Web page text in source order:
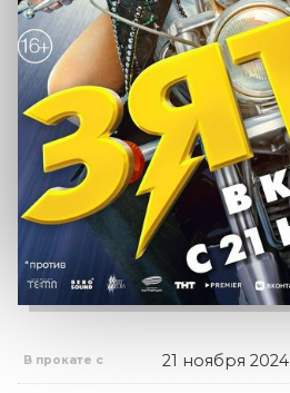
В прокате с 21 ноября 2024